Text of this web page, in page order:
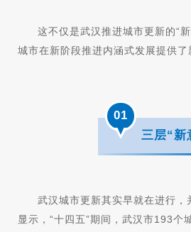
这不仅是武汉推进城市更新的“
城市在新阶段推进内涵式发展提供了
01
三层“新
武汉城市更新其实早就在进行，
显示，“十四五”期间，武汉市193个